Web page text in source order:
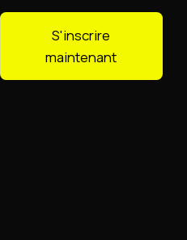
S'inscrire
maintenant